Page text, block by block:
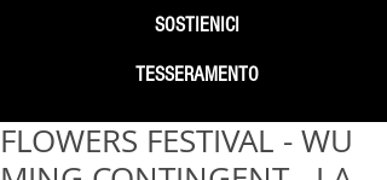
SOSTIENICI
TESSERAMENTO
FLOWERS FESTIVAL - WU